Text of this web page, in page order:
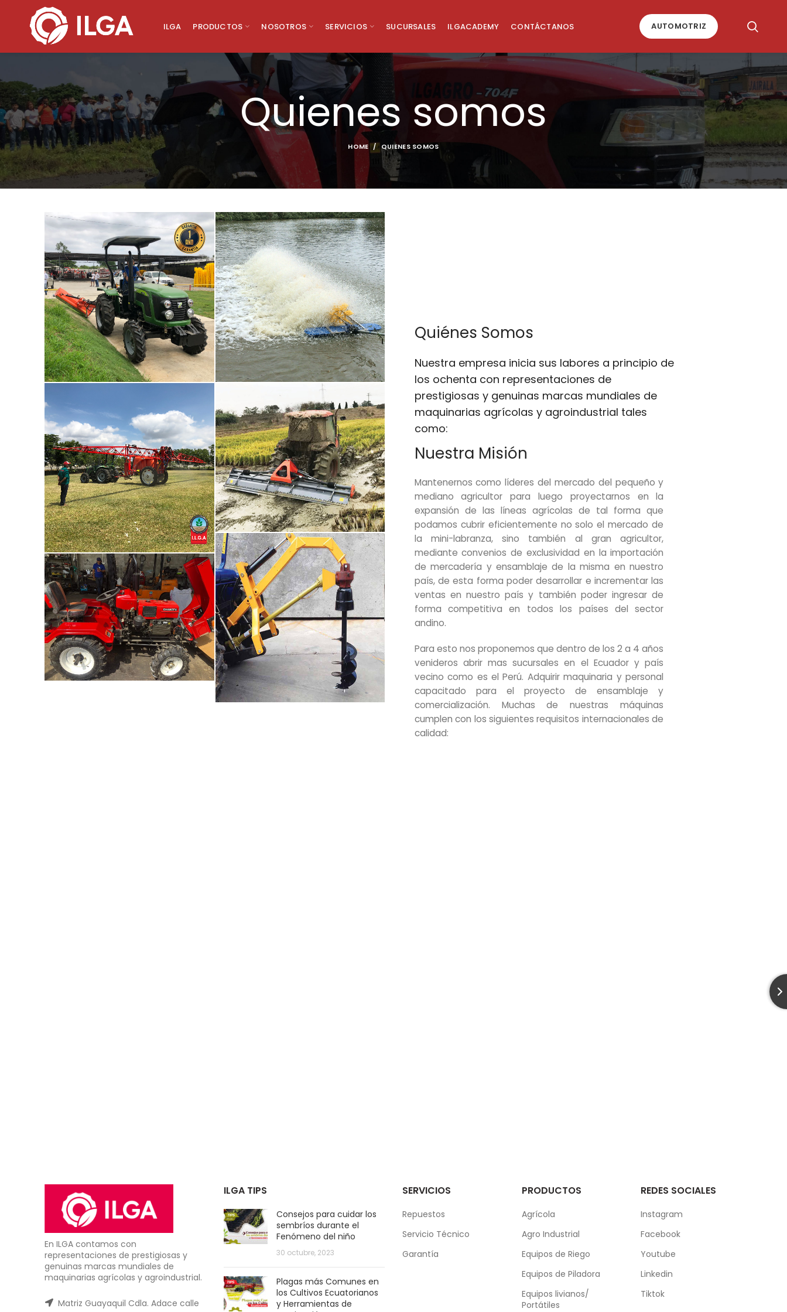
ILGA PRODUCTOS NOSOTROS SERVICIOS SUCURSALES ILGACADEMY CONTÁCTANOS AUTOMOTRIZ
Quienes somos
HOME QUIENES SOMOS
Quiénes Somos
Nuestra empresa inicia sus labores a principio de
los ochenta con representaciones de
prestigiosas y genuinas marcas mundiales de
maquinarias agrícolas y agroindustrial tales
como:
Nuestra Misión
Mantenernos como líderes del mercado del pequeño y
mediano agricultor para luego proyectarnos en la
expansión de las líneas agrícolas de tal forma que
podamos cubrir eficientemente no solo el mercado de
la mini-labranza, sino también al gran agricultor,
mediante convenios de exclusividad en la importación
de mercadería y ensamblaje de la misma en nuestro
país, de esta forma poder desarrollar e incrementar las
ventas en nuestro país y también poder ingresar de
forma competitiva en todos los países del sector
andino.
Para esto nos proponemos que dentro de los 2 a 4 años
venideros abrir mas sucursales en el Ecuador y país
vecino como es el Perú. Adquirir maquinaria y personal
capacitado para el proyecto de ensamblaje y
comercialización. Muchas de nuestras máquinas
cumplen con los siguientes requisitos internacionales de
calidad:
En ILGA contamos con
representaciones de prestigiosas y
genuinas marcas mundiales de
maquinarias agrícolas y agroindustrial.
Matriz Guayaquil Cdla. Adace calle
ILGA TIPS
Consejos para cuidar los
sembríos durante el
Fenómeno del niño
30 octubre, 2023
Plagas más Comunes en
los Cultivos Ecuatorianos
y Herramientas de
SERVICIOS
Repuestos
Servicio Técnico
Garantía
PRODUCTOS
Agrícola
Agro Industrial
Equipos de Riego
Equipos de Piladora
Equipos livianos/
Portátiles
REDES SOCIALES
Instagram
Facebook
Youtube
Linkedin
Tiktok